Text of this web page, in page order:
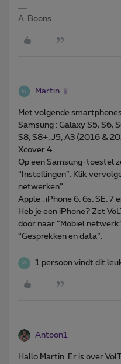
A. Boons
Martin
Met volgende
Samsung : Galaxy S5, S6,
S8, S8+, J5, A3 (2016 &
Xcover 4.
Op een Samsung-toestel
“Instellingen”. Klik
netwerken”.
Apple : iPhone 6, 6s, SE, 7
Heb je een iPhone? Zet
door naar “Mobiel
“Gesprekken en data”.
W 1 persoon vindt dit
Antoon1
Hallo Martin. Er is over